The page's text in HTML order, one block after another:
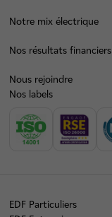
Notre mix électrique
Nos résultats financiers
Nous rejoindre
Nos labels
EDF Particuliers